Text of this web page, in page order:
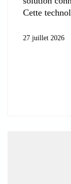
Cette
27 juillet 2026